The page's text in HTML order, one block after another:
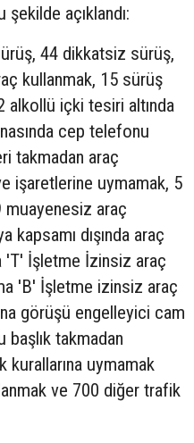
açıklandı:
44 dikkatsiz sürüş,
kullanmak, 15 sürüş
alkollü içki tesiri altında
cep telefonu
takmadan araç
işaretlerine uymamak, 5
muayenesiz araç
kapsamı dışında araç
'T' İşletme İzinsiz araç
'B' İşletme izinsiz araç
görüşü engelleyici cam
başlık takmadan
kurallarına uymamak
ve 700 diğer trafik